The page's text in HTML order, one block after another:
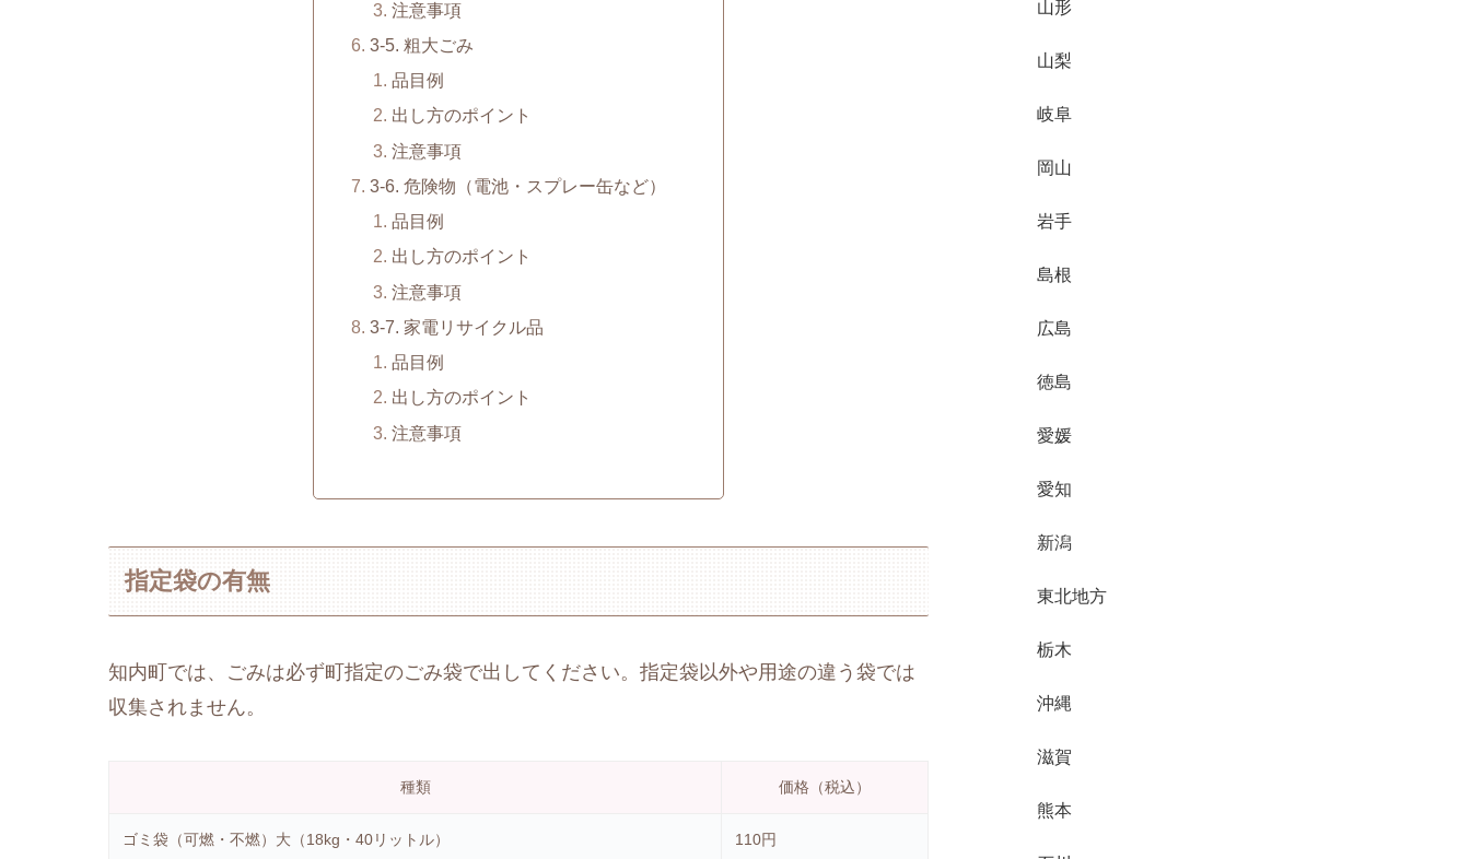
注意事項
3-5. 粗大ごみ
品目例
出し方のポイント
注意事項
3-6. 危険物（電池・スプレー缶など）
品目例
出し方のポイント
注意事項
3-7. 家電リサイクル品
品目例
出し方のポイント
注意事項
指定袋の有無
知内町では、ごみは必ず町指定のごみ袋で出してください。指定袋以外や用途の違う袋では
収集されません。
種類 価格（税込）
ゴミ袋（可燃・不燃）大（18kg・40リットル） 110円
山形
山梨
岐阜
岡山
岩手
島根
広島
徳島
愛媛
愛知
新潟
東北地方
栃木
沖縄
滋賀
熊本